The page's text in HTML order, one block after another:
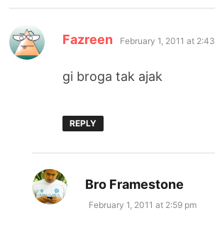
Fazreen says:
February 1, 2011 at
gi broga tak ajak
REPLY
Bro Framestone
February 1, 2011 at 2:59 pm